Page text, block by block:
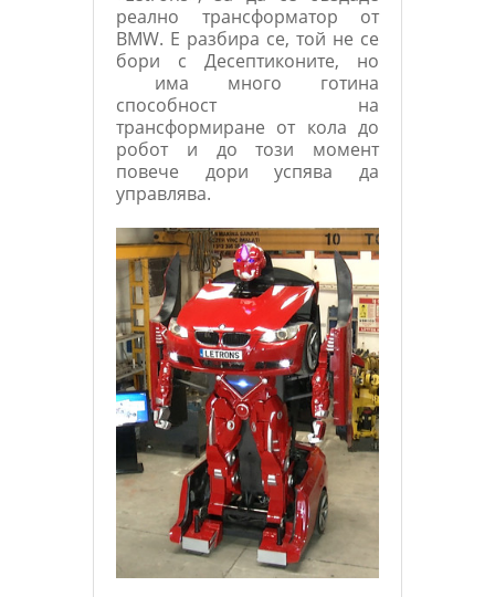
реално трансформатор от
BMW. Е разбира се, той не се
бори с Десептиконите, но
има много готина
способност на
трансформиране от кола до
робот и до този момент
повече дори успява да
управлява.